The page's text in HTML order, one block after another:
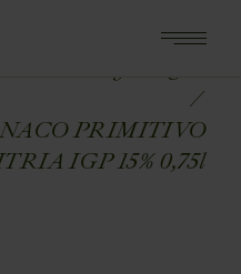
PRIMITIVO
IGP 15% 0,75l